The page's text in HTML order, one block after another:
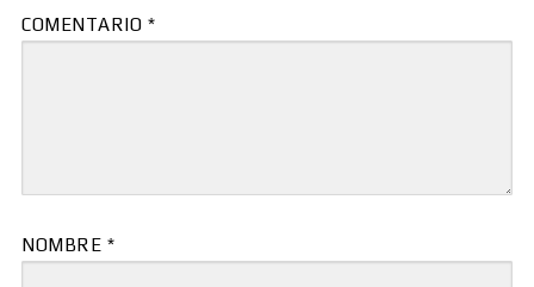
COMENTARIO *
NOMBRE *